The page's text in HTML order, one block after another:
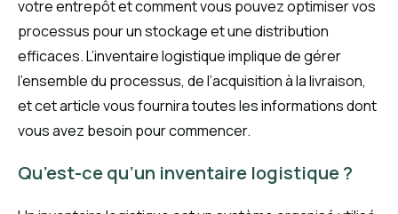
votre entrepôt et comment vous pouvez optimiser vos
processus pour un stockage et une distribution
efficaces. L’inventaire logistique implique de gérer
l’ensemble du processus, de l’acquisition à la livraison,
et cet article vous fournira toutes les informations dont
vous avez besoin pour commencer.
Qu’est-ce qu’un inventaire logistique ?